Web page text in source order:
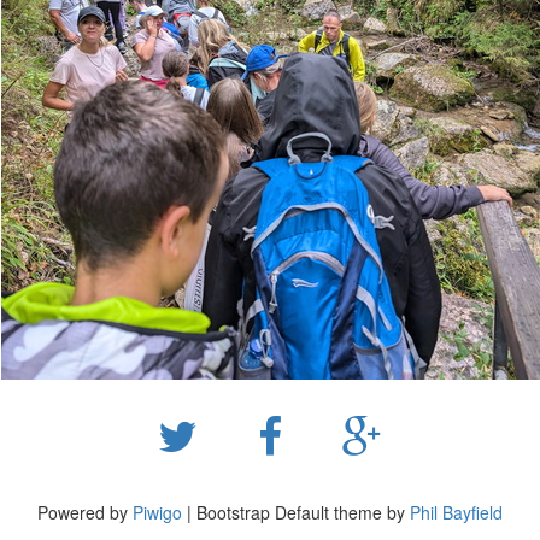
Powered by Piwigo | Bootstrap Default theme by Phil Bayfield